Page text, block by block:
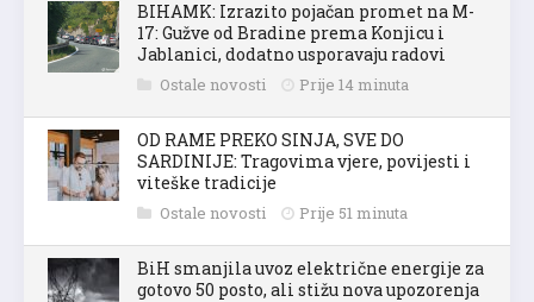
BIHAMK: Izrazito pojačan promet na M-
17: Gužve od Bradine prema Konjicu i
Jablanici, dodatno usporavaju radovi
Ostale novosti Prije 14 minuta
OD RAME PREKO SINJA, SVE DO
SARDINIJE: Tragovima vjere, povijesti i
viteške tradicije
Ostale novosti Prije 51 minuta
BiH smanjila uvoz električne energije za
gotovo 50 posto, ali stižu nova upozorenja